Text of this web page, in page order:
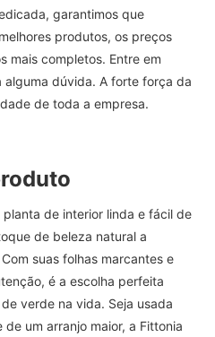
garantimos que
produtos, os preços
mais completos. Entre em
dúvida. A forte força da
de toda a empresa.
planta de interior linda e fácil de
de beleza natural a
suas folhas marcantes e
é a escolha perfeita
verde na vida. Seja usada
um arranjo maior, a Fittonia